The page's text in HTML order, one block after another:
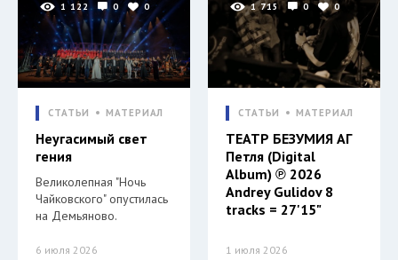
1 122 0 0
СТАТЬИ МАТЕРИАЛ
Неугасимый свет
гения
Великолепная "Ночь
Чайковского" опустилась
на Демьяново.
6 июля 2026
1 715 0 0
СТАТЬИ МАТЕРИАЛ
ТЕАТР БЕЗУМИЯ АГ
Петля (Digital
Album) ℗ 2026
Andrey Gulidov 8
tracks = 27'15"
1 июля 2026